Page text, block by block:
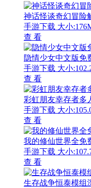
神话怪谈奇幻冒险
手游下载 大小
查 看
隐情少女中文版免
手游下载 大小
查 看
彩虹朋友幸存者多
手游下载 大小
查 看
我的修仙世界全免
手游下载 大小
查 看
生存战争恒泰模组